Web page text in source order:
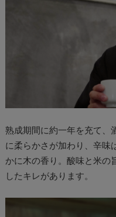
熟成期間に約一年を充て、
に柔らかさが加わり、辛味
かに木の香り。酸味と米の
したキレがあります。